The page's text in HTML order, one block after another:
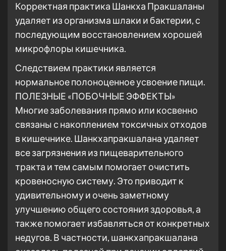
Корректная практика Шанкха Пракшаланы
удаляет из организма шлаки и бактерии, с
последующим восстановлением хорошей
микрофлоры кишечника.
Следствием практики является
нормальное полоноценное усвоение пищи.
ПОЛЕЗНЫЕ «ПОБОЧНЫЕ ЭФФЕКТЫ»
Многие заболевания прямо или косвенно
связаны с накоплением токсичных отходов
в кишечнике. Шанкхапракшалана удаляет
все загрязнения из пищеварительного
тракта и тем самым помогает очистить
кровеносную систему. Это приводит к
удивительному и очень заметному
улучшению общего состояния здоровья, а
также помогает избавляться от конкретных
недугов. В частности, шанкхапракшалана